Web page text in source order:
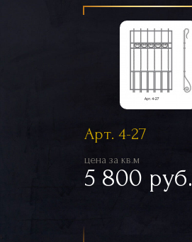
Арт. 4-27
цена за кв.м
5 800 руб.